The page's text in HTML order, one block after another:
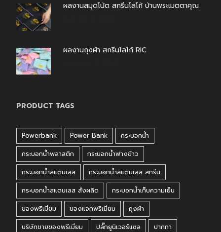
ผลงานสมุดโน้ต สกรีนโลโก้ บ้านพระเมตตาคุณ
ผลงานถุงผ้า สกรีนโลโก้ RIC
PRODUCT TAGS
Powerbank Power Bank
กระบอกน้ำ
กระบอกน้ำพลาสติก
กระบอกน้ำฟางข้าว
กระบอกน้ำสแตนเลส
กระบอกน้ำสแตนเลส สกรีน
กระบอกน้ำสแตนเลส สั่งผลิต
กระบอกน้ำเก็บความเย็น
ของพรีเมี่ยม
ของแจกพรีเมี่ยม
ถุงผ้า
บริษัทขายของพรีเมี่ยม
ปลั๊กยูนิเวอร์แซล
ปากกา